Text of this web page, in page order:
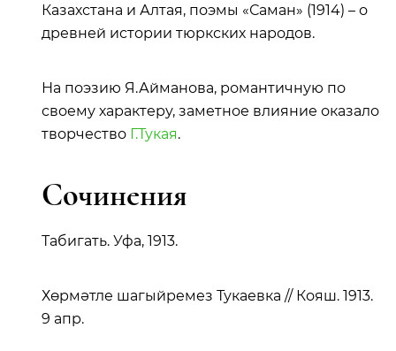
Казахстана и Алтая, поэмы «Саман» (1914) – о
древней истории тюркских народов.
На поэзию Я.Айманова, романтичную по
своему характеру, заметное влияние оказало
творчество Г.Тукая.
Сочинения
Табигать. Уфа, 1913.
Хөрмәтле шагыйремез Тукаевка // Кояш. 1913.
9 апр.